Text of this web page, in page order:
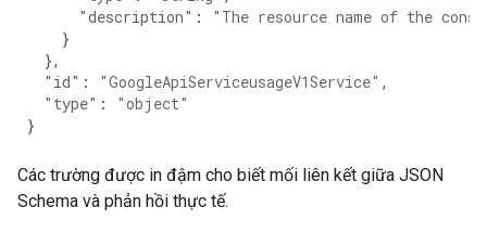
"description" :
"The resource name of the
}
},
"id" : "GoogleApiServiceusageV1Service" ,
"type" :
"object"
}
Các trường được in đậm cho biết mối liên kết giữa JSON
Schema và phản hồi thực tế.